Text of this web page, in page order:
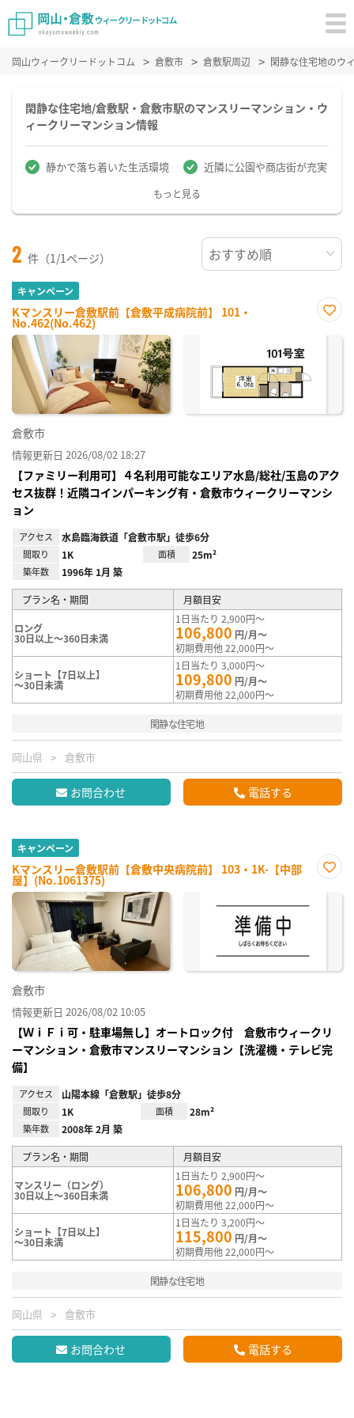
岡山ウィークリードットコム 倉敷市 倉敷駅周辺 閑静な住宅地のウ
閑静な住宅地/倉敷駅・倉敷市駅のマンスリーマンション・ウ
ィークリーマンション情報
静かで落ち着いた生活環境 近隣に公園や商店街が充実
もっと見る
2 件（1/1ページ）
キャンペーン
Kマンスリー倉敷駅前【倉敷平成病院前】 101・
No.462(No.462)
に入
倉敷市
情報更新日 2026/08/02 18:27
【ファミリー利用可】４名利用可能なエリア水島/総社/玉島のアク
セス抜群！近隣コインパーキング有・倉敷市ウィークリーマンシ
ョン
アクセス 水島臨海鉄道「倉敷市駅」徒歩6分
間取り 1K 面積 25m²
築年数 1996年 1月 築
プラン名・期間 月額目安
ロング
30日以上～360日未満
1日当たり 2,900円～
106,800 円/月～
初期費用他 22,000円～
ショート【7日以上】
～30日未満
1日当たり 3,000円～
109,800 円/月～
初期費用他 22,000円～
閑静な住宅地
岡山県 倉敷市
お問合わせ 電話する
キャンペーン
Kマンスリー倉敷駅前【倉敷中央病院前】 103・1K-【中部
屋】(No.1061375)
に入
倉敷市
情報更新日 2026/08/02 10:05
【ＷｉＦｉ可・駐車場無し】オートロック付 倉敷市ウィークリ
ーマンション・倉敷市マンスリーマンション【洗濯機・テレビ完
備】
アクセス 山陽本線「倉敷駅」徒歩8分
間取り 1K 面積 28m²
築年数 2008年 2月 築
プラン名・期間 月額目安
マンスリー（ロング）
30日以上～360日未満
1日当たり 2,900円～
106,800 円/月～
初期費用他 22,000円～
ショート【7日以上】
～30日未満
1日当たり 3,200円～
115,800 円/月～
初期費用他 22,000円～
閑静な住宅地
岡山県 倉敷市
お問合わせ 電話する